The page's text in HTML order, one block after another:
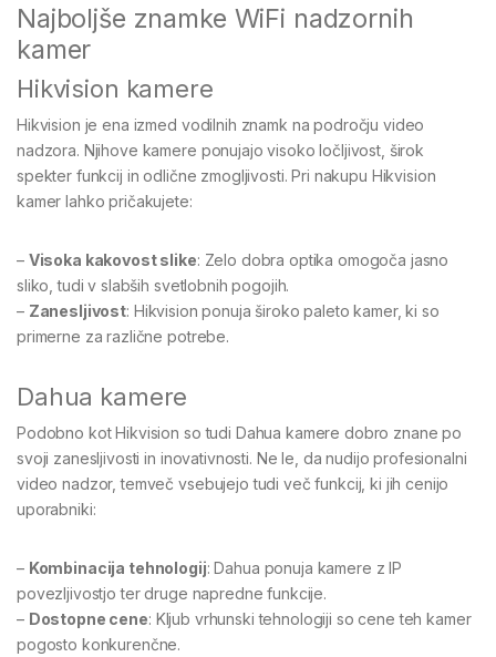
Najboljše znamke WiFi nadzornih
kamer
Hikvision kamere
Hikvision je ena izmed vodilnih znamk na področju video
nadzora. Njihove kamere ponujajo visoko ločljivost, širok
spekter funkcij in odlične zmogljivosti. Pri nakupu Hikvision
kamer lahko pričakujete:
– Visoka kakovost slike: Zelo dobra optika omogoča jasno
sliko, tudi v slabših svetlobnih pogojih.
– Zanesljivost: Hikvision ponuja široko paleto kamer, ki so
primerne za različne potrebe.
Dahua kamere
Podobno kot Hikvision so tudi Dahua kamere dobro znane po
svoji zanesljivosti in inovativnosti. Ne le, da nudijo profesionalni
video nadzor, temveč vsebujejo tudi več funkcij, ki jih cenijo
uporabniki:
– Kombinacija tehnologij: Dahua ponuja kamere z IP
povezljivostjo ter druge napredne funkcije.
– Dostopne cene: Kljub vrhunski tehnologiji so cene teh kamer
pogosto konkurenčne.